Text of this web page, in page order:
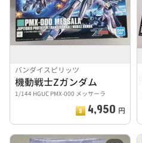
バンダイスピリッツ
機動戦士Zガンダム
1/144 HGUC PMX-000 メッサーラ
4,950 円